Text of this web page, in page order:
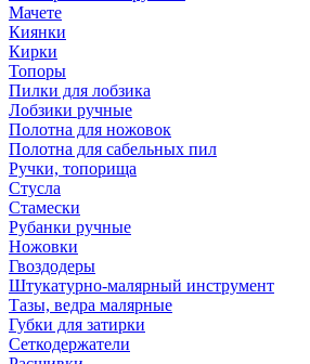
Мачете
Киянки
Кирки
Топоры
Пилки для лобзика
Лобзики ручные
Полотна для ножовок
Полотна для сабельных пил
Ручки, топорища
Стусла
Стамески
Рубанки ручные
Ножовки
Гвоздодеры
Штукатурно-малярный инструмент
Тазы, ведра малярные
Губки для затирки
Сеткодержатели